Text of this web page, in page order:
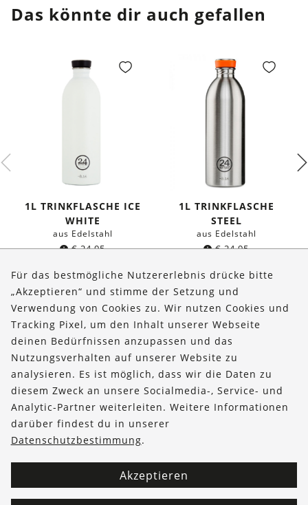
Das könnte dir auch gefallen
1L TRINKFLASCHE ICE
WHITE
aus Edelstahl
€24,95
1L TRINKFLASCHE
STEEL
aus Edelstahl
€24,95
Über uns
Bestellungen
Kontakt & Hilfe
FOLLOW US
Für das bestmögliche Nutzererlebnis drücke bitte
„Akzeptieren“ und stimme der Setzung und
Verwendung von Cookies zu. Wir nutzen Cookies und
Tracking Pixel, um den Inhalt unserer Webseite
deinen Bedürfnissen anzupassen und das
Nutzungsverhalten auf unserer Website zu
analysieren. Es ist möglich, dass wir die Daten zu
diesem Zweck an unsere Socialmedia-, Service- und
Analytic-Partner weiterleiten. Weitere Informationen
darüber findest du in unserer
Datenschutzbestimmung.
Akzeptieren